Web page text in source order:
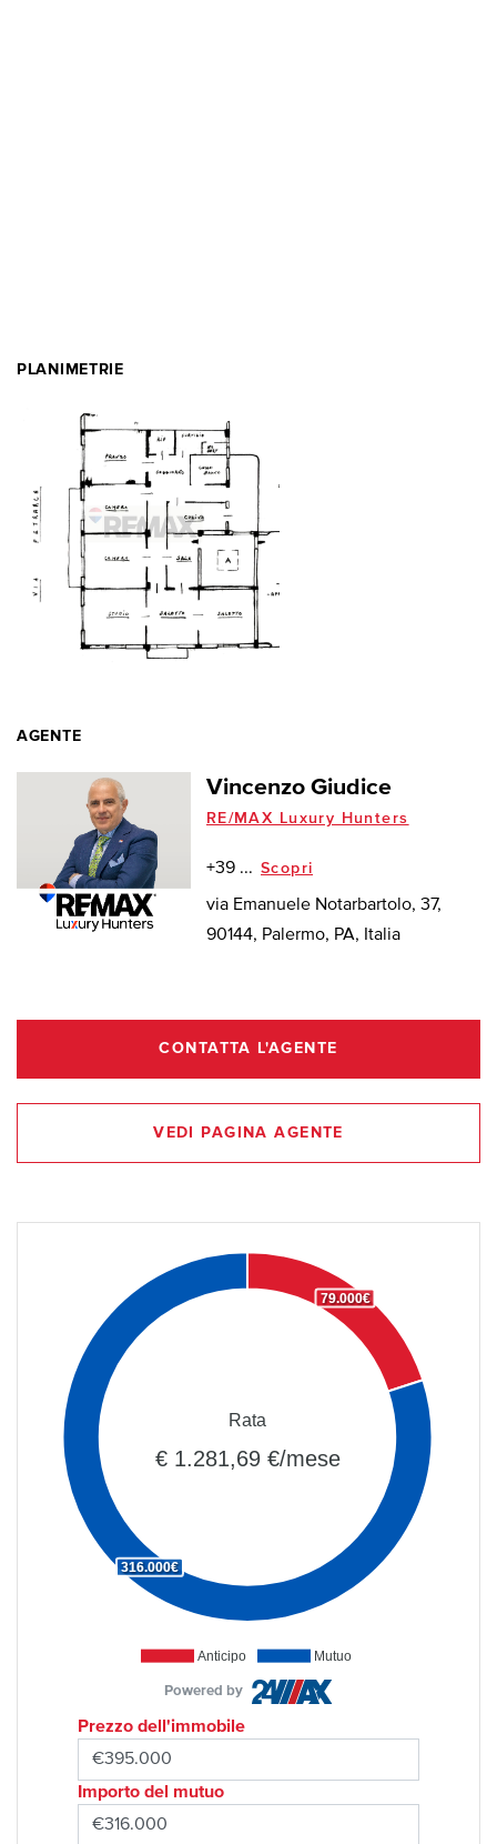
PLANIMETRIE
AGENTE
Vincenzo Giudice
RE/MAX Luxury Hunters
+39 ... Scopri
via Emanuele Notarbartolo, 37,
90144, Palermo, PA, Italia
CONTATTA L'AGENTE
VEDI PAGINA AGENTE
Anticipo Mutuo
79.000€
316.000€
Rata
€ 1.281,69 €/mese
Powered by
Prezzo dell'immobile
Importo del mutuo